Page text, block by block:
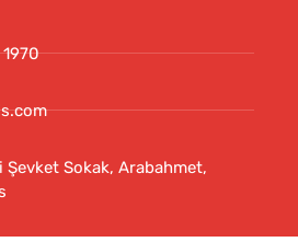
Şevket Sokak, Arabahmet,